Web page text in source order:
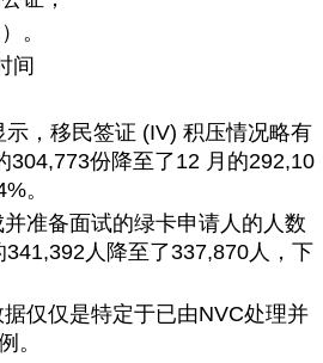
。
间
，移民签证 (IV) 积压情况略有
304,773份降至了12 月的292,10
。
准备面试的绿卡申请人的人数
人降至了337,870人，下
仅仅是特定于已由NVC处理并
。